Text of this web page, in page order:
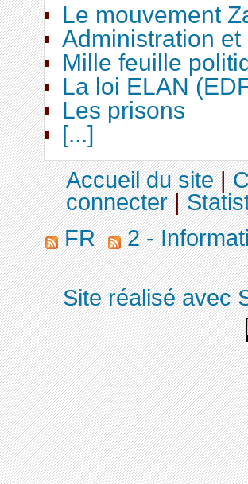
Le mouvement
Administration
Mille feuille
La loi ELAN
Les prisons
[...]
Accueil du site|
connecter|
FR
2 -
Site réalisé avec